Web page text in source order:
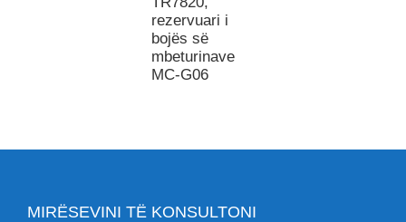
rezervuari i
bojës së
mbeturinave
MC-G06
MIRËSEVINI TË KONSULTONI